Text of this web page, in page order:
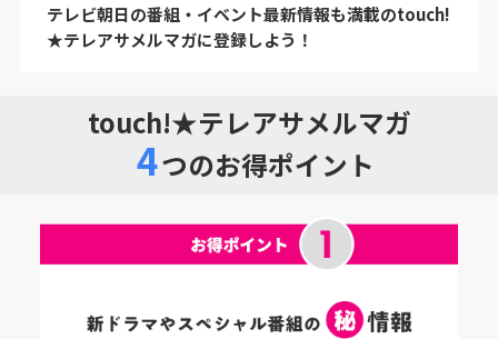
テレビ朝日の番組・イベント最新情報も満載のtouch!
★テレアサメルマガに登録しよう！
touch!★テレアサメルマガ
4つのお得ポイント